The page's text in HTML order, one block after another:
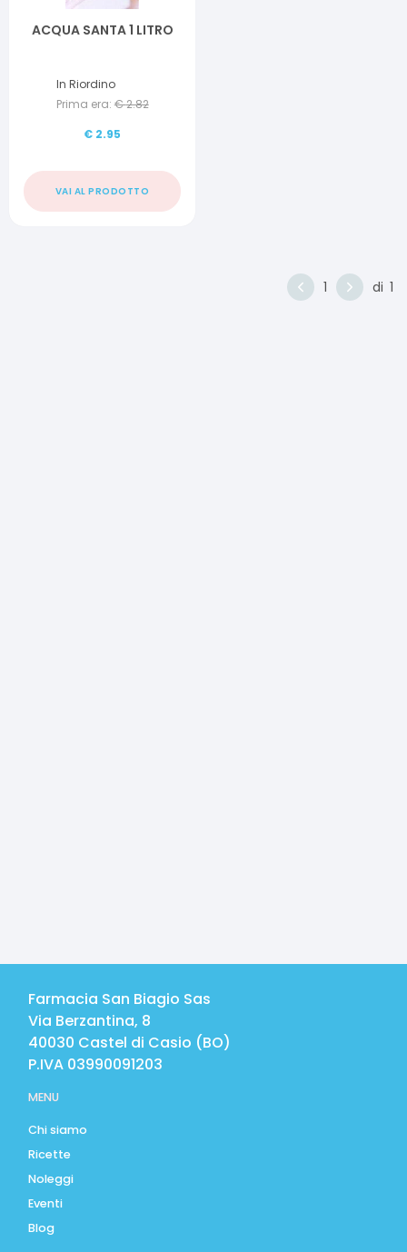
ACQUA SANTA 1 LITRO
In Riordino
Prima era: €2.82
€ 2.95
VAI AL PRODOTTO
1 di 1
Farmacia San Biagio Sas
Via Berzantina, 8
40030 Castel di Casio (BO)
P.IVA 03990091203
MENU
Chi siamo
Ricette
Noleggi
Eventi
Blog